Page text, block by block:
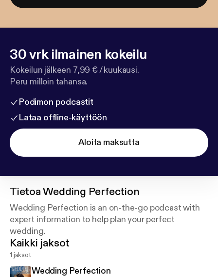
30 vrk ilmainen kokeilu
Kokeilun jälkeen 7,99 € / kuukausi.
Peru milloin tahansa.
Podimon podcastit
Lataa offline-käyttöön
Aloita maksutta
TietoaWedding Perfection
Wedding Perfection is an on-the-go podcast with
expert information to help plan your perfect
wedding.
Kaikki jaksot
1 jaksot
Wedding Perfection